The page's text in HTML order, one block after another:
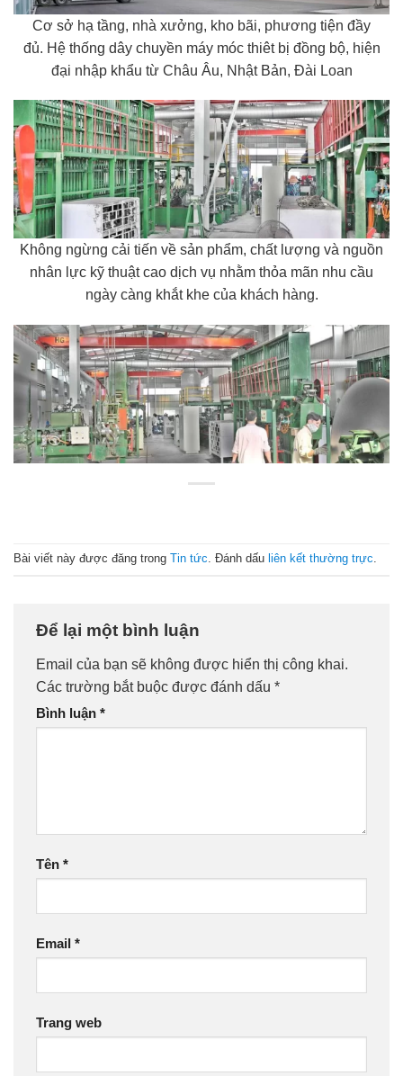
Cơ sở hạ tầng, nhà xưởng, kho bãi, phương tiện đầy
đủ. Hệ thống dây chuyền máy móc thiêt bị đồng bộ, hiện
đại nhập khẩu từ Châu Âu, Nhật Bản, Đài Loan
Không ngừng cải tiến về sản phẩm, chất lượng và nguồn
nhân lực kỹ thuật cao dịch vụ nhằm thỏa mãn nhu cầu
ngày càng khắt khe của khách hàng.
Bài viết này được đăng trong Tin tức. Đánh dấu liên kết thường trực.
Để lại một bình luận
Email của bạn sẽ không được hiển thị công khai.
Các trường bắt buộc được đánh dấu *
Bình luận *
Tên *
Email *
Trang web